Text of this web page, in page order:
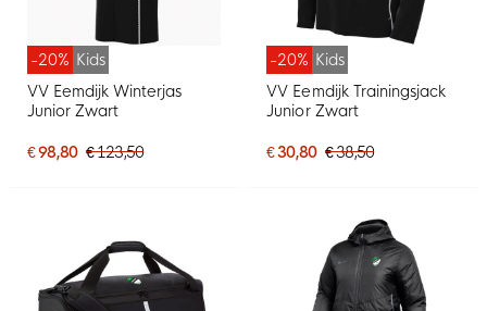
-20% Kids
VV Eemdijk Winterjas
Junior Zwart
€ 98,80 € 123,50
-20% Kids
VV Eemdijk Trainingsjack
Junior Zwart
€ 30,80 € 38,50